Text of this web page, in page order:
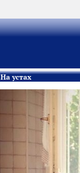
На устах